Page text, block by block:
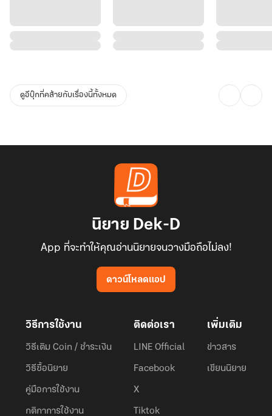
ดูอีบุ๊กที่คล้ายกับเรื่องนี้ทั้งหมด
นิยาย Dek-D
App ที่จะทำให้คุณอ่านนิยายจนวางมือถือไม่ลง!
ดาวน์โหลดแอป
วิธีการใช้งาน
วิธีเติม Coin / ชำระเงิน
วิธีซื้อนิยาย
คู่มือการใช้งาน
กติกาการใช้งาน
ติดต่อเรา
LINE Official
Facebook
X
Tiktok
เพิ่มเติม
ข่าวสาร
เขียนนิยาย